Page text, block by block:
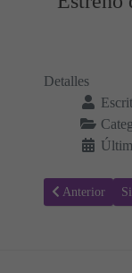
Detalles
Artículo
Anterior